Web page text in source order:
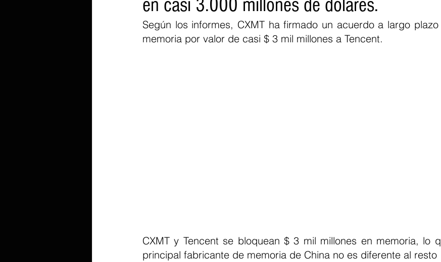
en casi 3.000 millones de dólares.
Según los informes, CXMT ha firmado un acuerdo a largo
memoria por valor de casi $ 3 mil millones a Tencent.
CXMT y Tencent se bloquean $ 3 mil millones en memoria, lo
principal fabricante de memoria de China no es diferente al resto